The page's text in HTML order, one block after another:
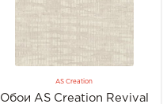
AS Creation
Обои AS Creation Revival